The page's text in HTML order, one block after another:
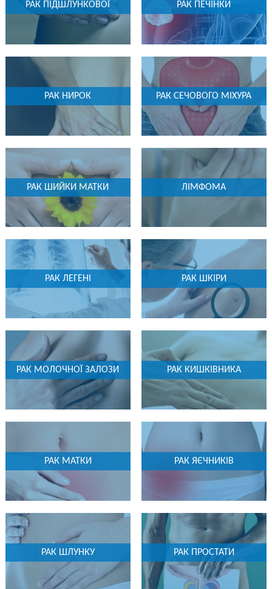
РАК ПІДШЛУНКОВОЇ РАК ПЕЧІНКИ
РАК НИРОК РАК СЕЧОВОГО МІХУРА
РАК ШИЙКИ МАТКИ ЛІМФОМА
РАК ЛЕГЕНІ РАК ШКІРИ
РАК МОЛОЧНОЇ ЗАЛОЗИ РАК КИШКІВНИКА
РАК МАТКИ РАК ЯЄЧНИКІВ
РАК ШЛУНКУ РАК ПРОСТАТИ